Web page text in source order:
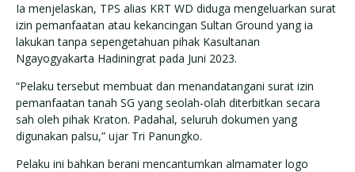
Ia menjelaskan, TPS alias KRT WD diduga mengeluarkan surat
izin pemanfaatan atau kekancingan Sultan Ground yang ia
lakukan tanpa sepengetahuan pihak Kasultanan
Ngayogyakarta Hadiningrat pada Juni 2023.
“Pelaku tersebut membuat dan menandatangani surat izin
pemanfaatan tanah SG yang seolah-olah diterbitkan secara
sah oleh pihak Kraton. Padahal, seluruh dokumen yang
digunakan palsu,” ujar Tri Panungko.
Pelaku ini bahkan berani mencantumkan almamater logo